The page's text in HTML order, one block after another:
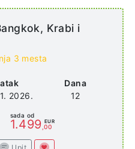
2026.
Dana
12
Krabi i
3 mesta
sada od
1.499 EUR
,00